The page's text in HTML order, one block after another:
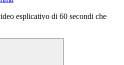
esplicativo di 60 secondi che